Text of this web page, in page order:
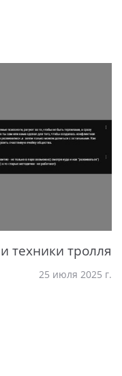
техники тролля
25 июля 2025 г.